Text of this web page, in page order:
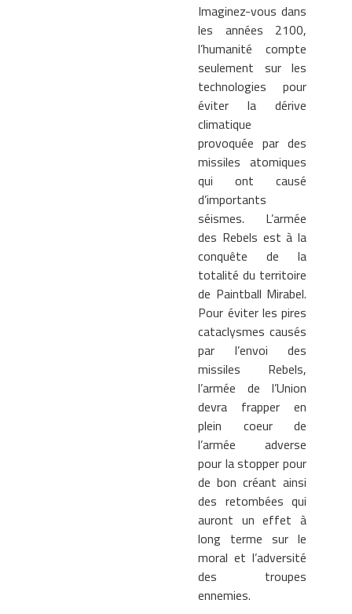
Imaginez-vous dans
les années 2100,
l’humanité compte
seulement sur les
technologies pour
éviter la dérive
climatique
provoquée par des
missiles atomiques
qui ont causé
d’importants
séismes. L’armée
des Rebels est à la
conquête de la
totalité du territoire
de Paintball Mirabel.
Pour éviter les pires
cataclysmes causés
par l’envoi des
missiles Rebels,
l’armée de l’Union
devra frapper en
plein coeur de
l’armée adverse
pour la stopper pour
de bon créant ainsi
des retombées qui
auront un effet à
long terme sur le
moral et l’adversité
des troupes
ennemies.